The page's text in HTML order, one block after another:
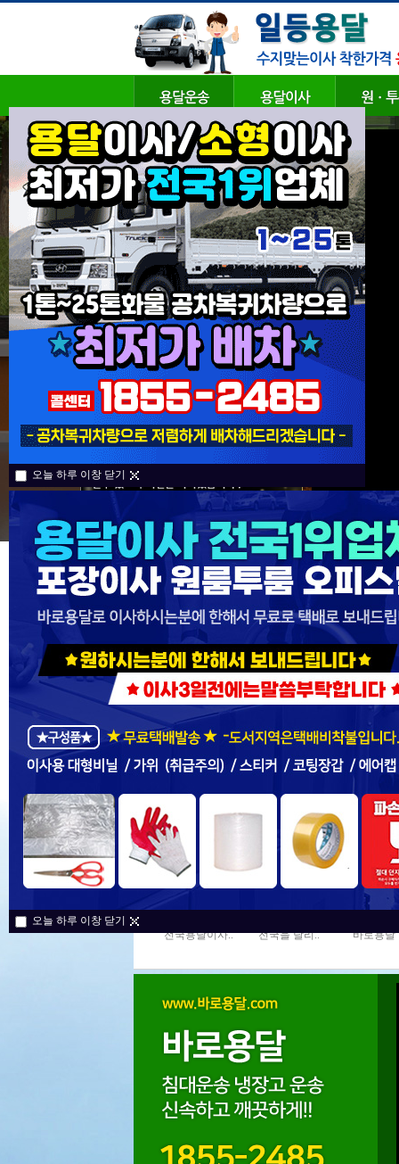
오늘 하루 이창 닫기
오늘 하루 이창 닫기
전국용달이사..
전국을 달리.. 바로용달